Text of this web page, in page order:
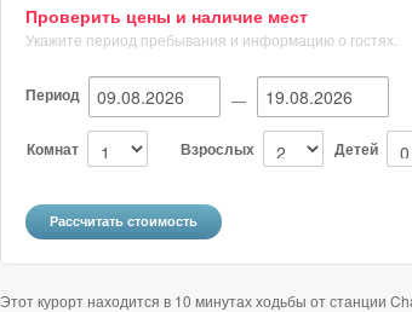
Проверить цены и наличие мест
Укажите период пребывания и информацию о гостях.
Период —
Комнат Взрослых Детей
Этот курорт находится в 10 минутах ходьбы от станции